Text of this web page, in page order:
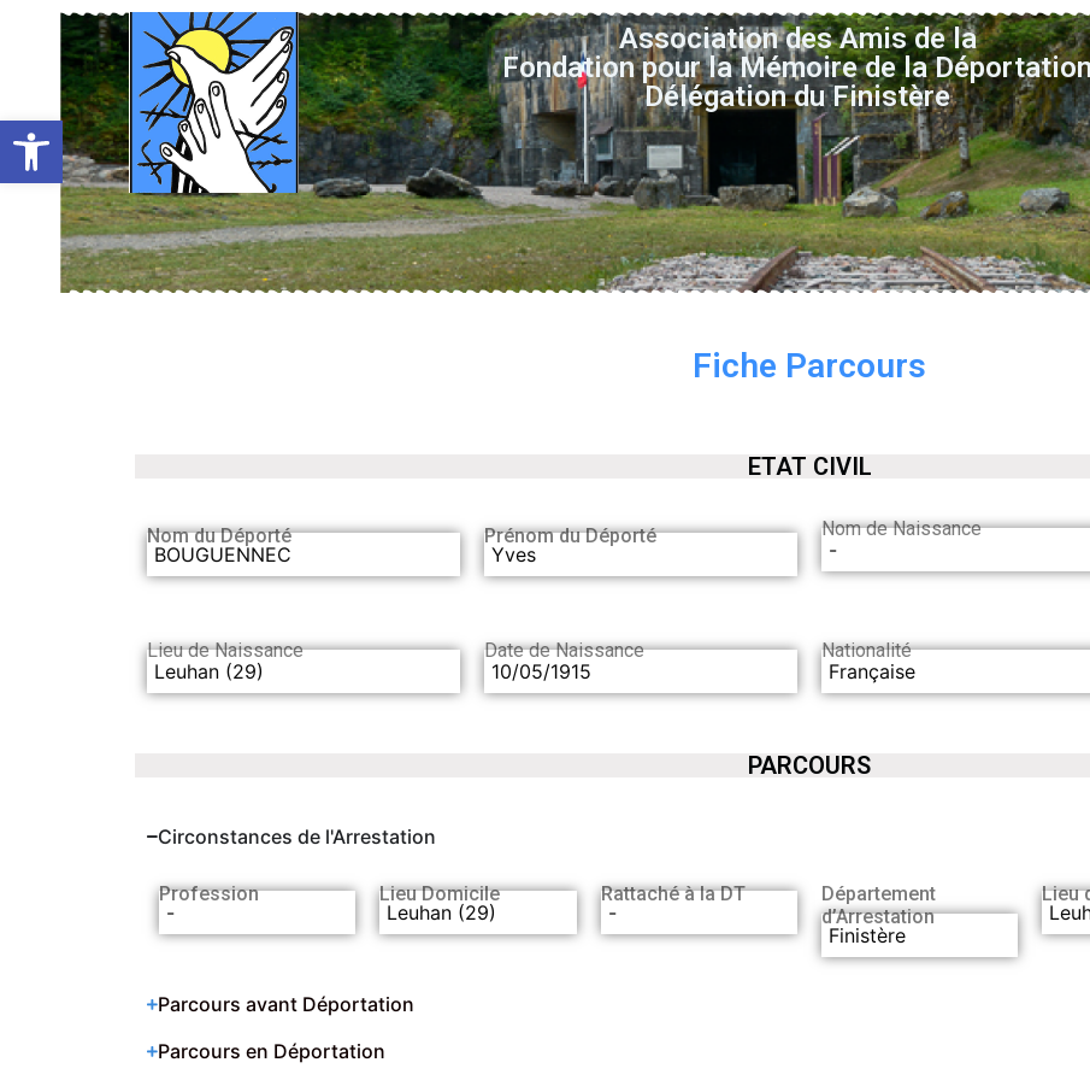
Ouvrir la barre d’outils
Association des Amis de la
Fondation pour la Mémoire de la
Délégation du Finistère
Fiche Parcours
ETAT CIVIL
Nom du Déporté
BOUGUENNEC
Prénom du Déporté
Yves
Nom de Naissance
-
Lieu de Naissance
Leuhan (29)
Date de Naissance
10/05/1915
Nationalité
Française
PARCOURS
Circonstances de l'Arrestation
Profession
-
Lieu Domicile
Leuhan (29)
Rattaché à la DT
-
Département
d’Arrestation
Finistère
Lieu
Parcours avant Déportation
Parcours en Déportation